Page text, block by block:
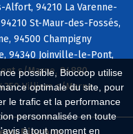
possible, Biocoop utilise
optimale du site, pour
le trafic et la performance
personnalisée en toute
à tout moment en
Alfort, 94210 La Varenne-
St-Maur-des-Fossés,
94500 Champigny
94340 Joinville-le-Pont,
s/Marne, 94880
Villiers s/Marne